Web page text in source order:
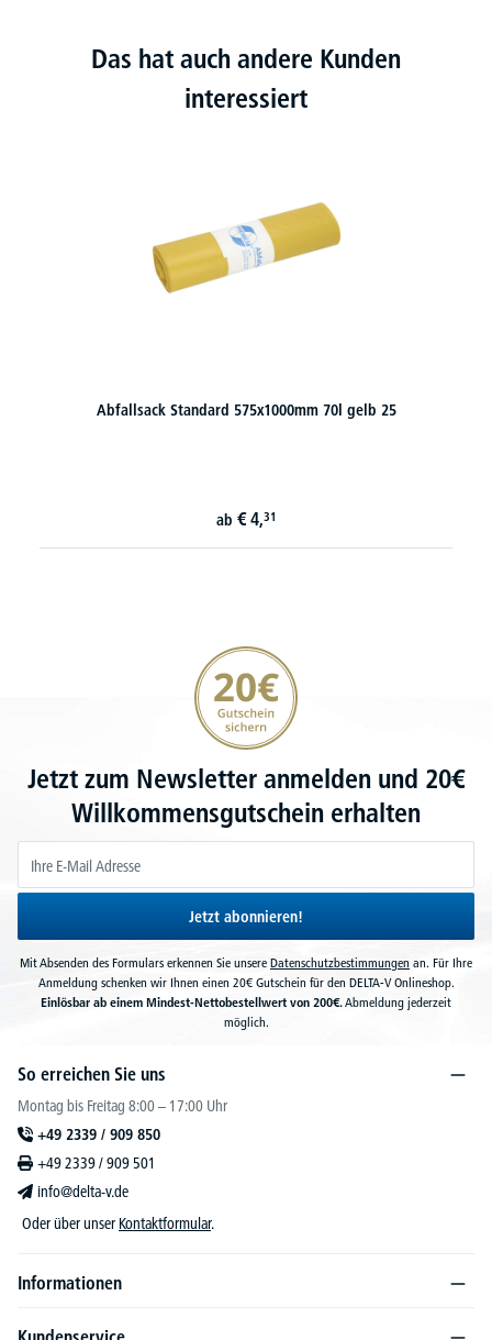
Das hat auch andere Kunden
interessiert
Abfallsack Standard 575x1000mm 70l gelb 25
ab € 4,31
20€ Gutschein sichern
Jetzt zum Newsletter anmelden und 20€
Willkommensgutschein erhalten
Jetzt abonnieren!
Mit Absenden des Formulars erkennen Sie unsere Datenschutzbestimmungen an. Für Ihre
Anmeldung schenken wir Ihnen einen 20€ Gutschein für den DELTA-V Onlineshop.
Einlösbar ab einem Mindest-Nettobestellwert von 200€.Abmeldung jederzeit
möglich.
So erreichen Sie uns
Montag bis Freitag 8:00 – 17:00 Uhr
+49 2339 / 909 850
+49 2339 / 909 501
info@delta-v.de
Oder über unser Kontaktformular.
Informationen